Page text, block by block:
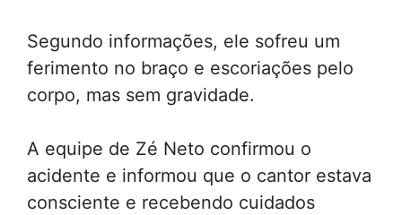
Segundo informações, ele sofreu um
ferimento no braço e escoriações pelo
corpo, mas sem gravidade.
A equipe de Zé Neto confirmou o
acidente e informou que o cantor estava
consciente e recebendo cuidados